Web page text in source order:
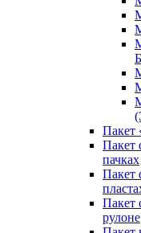
Пакет
пачках
рулоне